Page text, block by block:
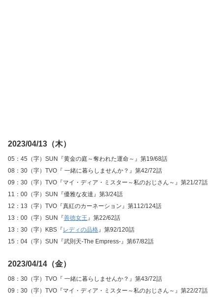
2023/04/13（木）
05：45（字）SUN『黄金の庭～奪われた運命～』第19/68話
08：30（字）TVO『 一緒に暮らしませんか？』第42/72話
09：30（字）TVO『マイ・ディア・ミスター～私のおじさん～』第21/27話
11：00（字）SUN『優雅な友達』第3/24話
12：13（字）TVO『真紅のカーネーション』第112/124話
13：00（字）SUN『善徳女王』第22/62話
13：30（字）KBS『レディの品格』第92/120話
15：04（字）SUN『武則天‐The Empress‐』第67/82話
2023/04/14（金）
08：30（字）TVO『 一緒に暮らしませんか？』第43/72話
09：30（字）TVO『マイ・ディア・ミスター～私のおじさん～』第22/27話